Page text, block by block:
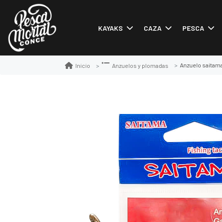
KAYAKS CAZA PESCA
Inicio Anzuelos y plomadas Anzuelo